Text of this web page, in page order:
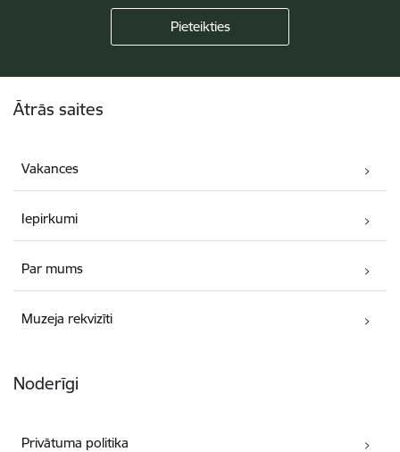
Ātrās saites
Vakances
Iepirkumi
Par mums
Muzeja rekvizīti
Noderīgi
Privātuma politika